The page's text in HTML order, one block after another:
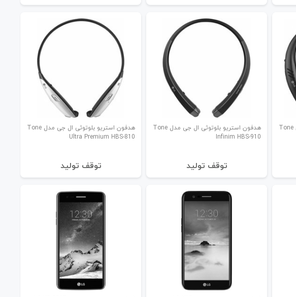
هدفون استریو بلوتوثی ال جی مدل Tone
هدفون استریو بلوتوثی ال جی مدل Tone
Infinim HBS-910
توقف تولید
هدفون استریو بلوتوثی ال جی مدل Tone
Ultra Premium HBS-810
توقف تولید